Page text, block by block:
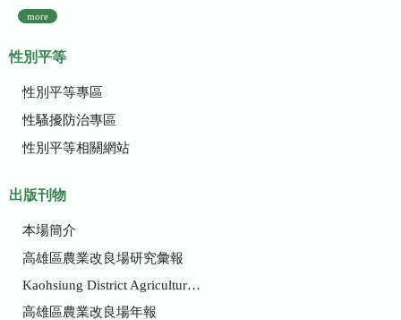
more
性別平等
性別平等專區
性騷擾防治專區
性別平等相關網站
出版刊物
本場簡介
高雄區農業改良場研究彙報
Kaohsiung District Agricultural Research and Extension Station
高雄區農業改良場年報